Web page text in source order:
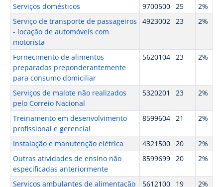
Serviços domésticos 9700500 25
2%
Serviço de transporte de passageiros
- locação de automóveis com
motorista
4923002 23 2%
Fornecimento de alimentos
preparados preponderantemente
para consumo domiciliar
5620104 23 2%
Serviços de malote não realizados
pelo Correio Nacional
5320201 23 2%
Treinamento em desenvolvimento
profissional e gerencial
8599604 21 2%
Instalação e manutenção elétrica 4321500 20
2%
Outras atividades de ensino não
especificadas anteriormente
8599699 20 2%
Serviços ambulantes de alimentação 5612100 19
2%